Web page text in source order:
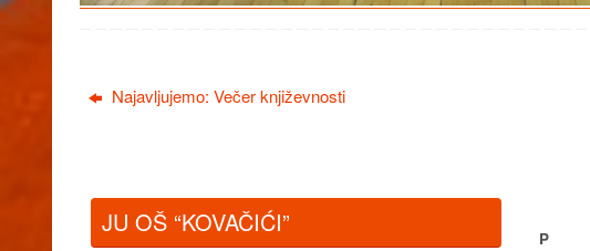
Najavljujemo: Večer književnosti
JU OŠ “KOVAČIĆI”
P